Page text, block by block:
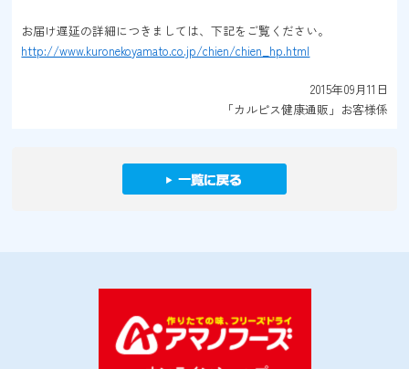
お届け遅延の詳細につきましては、下記をご覧ください。
http://www.kuronekoyamato.co.jp/chien/chien_hp.html
2015年09月11日
「カルピス健康通販」お客様係